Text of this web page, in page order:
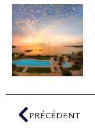
Précédent
PRÉCÉDENT